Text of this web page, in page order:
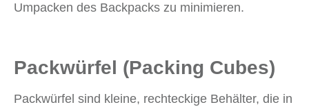
Umpacken des Backpacks zu minimieren.
Packwürfel (Packing Cubes)
Packwürfel sind kleine, rechteckige Behälter, die in